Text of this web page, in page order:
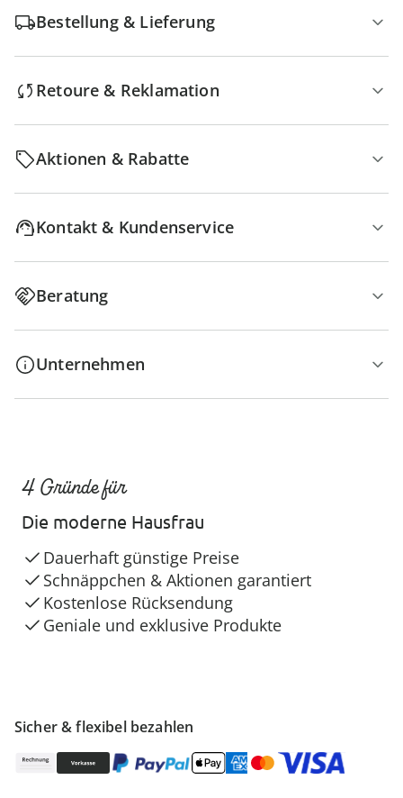
Bestellung & Lieferung
Retoure & Reklamation
Aktionen & Rabatte
Kontakt & Kundenservice
Beratung
Unternehmen
Sicher & flexibel bezahlen
4 Gründe für
Die moderne Hausfrau
Dauerhaft günstige Preise
Schnäppchen & Aktionen garantiert
Kostenlose Rücksendung
Geniale und exklusive Produkte